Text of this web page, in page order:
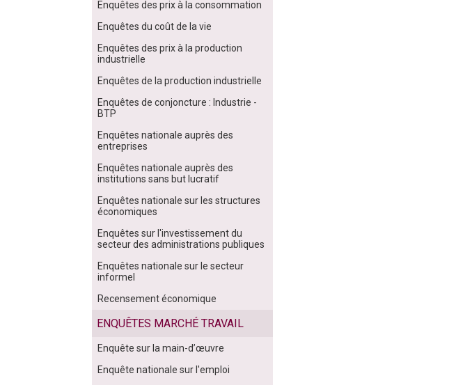
Enquêtes des prix à la consommation
Enquêtes du coût de la vie
Enquêtes des prix à la production
industrielle
Enquêtes de la production industrielle
Enquêtes de conjoncture : Industrie -
BTP
Enquêtes nationale auprès des
entreprises
Enquêtes nationale auprès des
institutions sans but lucratif
Enquêtes nationale sur les structures
économiques
Enquêtes sur l'investissement du
secteur des administrations publiques
Enquêtes nationale sur le secteur
informel
Recensement économique
ENQUÊTES MARCHÉ TRAVAIL
Enquête sur la main-d’œuvre
Enquête nationale sur l'emploi